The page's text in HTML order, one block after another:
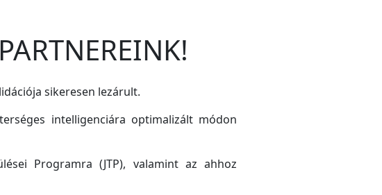
sikeresen lezárult.
intelligenciára optimalizált módon
Programra (JTP), valamint az ahhoz